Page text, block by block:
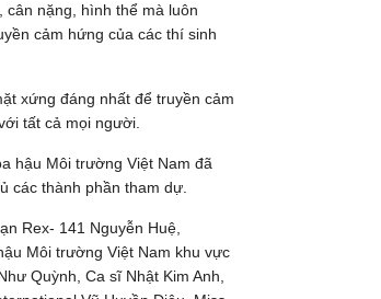
cân nặng, hình thể mà luôn
cảm hứng của các thí sinh
xứng đáng nhất để truyền cảm
tất cả mọi người.
hậu Môi trường Việt Nam đã
các thành phần tham dự.
Rex- 141 Nguyễn Huệ,
Môi trường Việt Nam khu vực
Quỳnh, Ca sĩ Nhật Kim Anh,